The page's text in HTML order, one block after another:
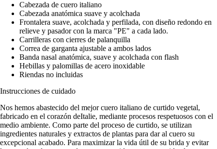
Cabezada de cuero italiano
Cabezada anatómica suave y acolchada
Frontalera suave, acolchada y perfilada, con diseño redondo en
relieve y pasador con la marca "PE" a cada lado.
Carrilleras con cierres de palanquilla
Correa de garganta ajustable a ambos lados
Banda nasal anatómica, suave y acolchada con flash
Hebillas y palomillas de acero inoxidable
Riendas no incluidas
Instrucciones de cuidado
Nos hemos abastecido del mejor cuero italiano de curtido vegetal,
fabricado en el corazón deItalie, mediante procesos respetuosos con el
medio ambiente. Como parte del proceso de curtido, se utilizan
ingredientes naturales y extractos de plantas para dar al cuero su
excepcional acabado. Para maximizar la vida útil de su brida y evitar